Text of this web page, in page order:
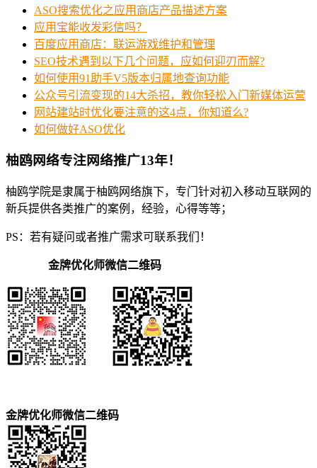
ASO搜索优化之应用商店产品描述方案
应用宝能收发彩信吗？
百度应用商店：联运游戏维护和管理
SEO技术遇到以下几个问题，应如何迎刃而解?
如何使用91助手V5版本归属地查询功能
公众号引流变现的14大杀招，教你轻松入门新媒体运营
网站建站时优化要注意的这4点，你知道么?
如何做好ASO优化
柚鸥网络专注网络推广13年！
柚鸥学院是隶属于柚鸥网络旗下，专门针对初入移动互联网的
新兵提供各类推广的案例，经验，心得等等；
PS：若有疑问或者推广需求可联系我们！
金牌优化师微信二维码
金牌优化师微信二维码